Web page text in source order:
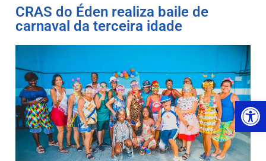
CRAS do Éden realiza baile de
carnaval da terceira idade